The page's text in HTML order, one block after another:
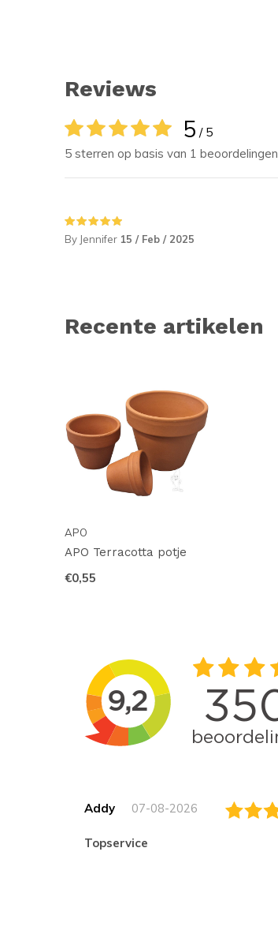
Reviews
5 / 5
5 sterren op basis van 1 beoordelingen
By Jennifer 15 / Feb / 2025
Recente artikelen
APO
APO Terracotta potje
€0,55
Addy 07-08-2026
topservice